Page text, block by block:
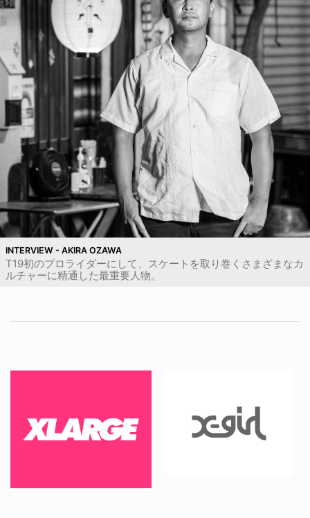
INTERVIEW - AKIRA OZAWA
T19初のプロライダーにして、スケートを取り巻くさまざまなカ
ルチャーに精通した最重要人物。